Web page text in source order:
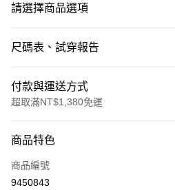
請選擇商品選項
尺碼表、試穿報告
付款與運送方式
超取滿NT$1,380免運
信用卡一次付款
信用卡分期付款
商品特色
商品編號
9450843